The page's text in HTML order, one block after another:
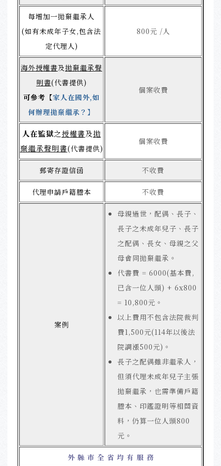
每增加一拋棄繼承人
(如有未成年子女,包含法
定代理人)
800元 /人
海外授權書及拋棄繼承聲
明書(代書提供)
可參考 【家人在國外,如
何辦理拋棄繼承？ 】
個案收費
人在監獄之授權書及拋
棄繼承聲明書(代書提供)
個案收費
郵寄存證信函 不收費
代理申請戶籍謄本 不收費
案例
母親過世，配偶、長子、
長子之未成年兒子、長子
之配偶、長女、母親之父
母會同拋棄繼承。
代書費 = 6000(基本費,
已含一位人頭) + 6x800
= 10,800元。
以上費用不包含法院裁判
費1,500元(114年以後法
院調漲500元)。
長子之配偶雖非繼承人，
但須代理未成年兒子主張
拋棄繼承，也需準備戶籍
謄本、印鑑證明等相關資
料，仍算一位人頭800
元。
外 縣 市 全 省 均 有 服 務